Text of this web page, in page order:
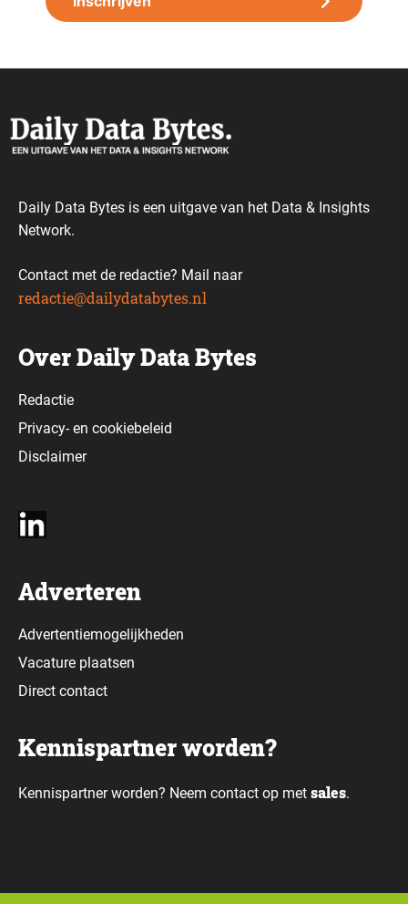
Daily Data Bytes is een uitgave van het Data & Insights
Network.
Contact met de redactie? Mail naar
redactie@dailydatabytes.nl
Over Daily Data Bytes
Redactie
Privacy-en cookiebeleid
Disclaimer
Adverteren
Advertentiemogelijkheden
Vacature plaatsen
Direct contact
Kennispartner worden?
Kennispartner worden? Neem contact op met sales.